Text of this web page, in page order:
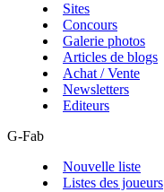
Sites
Concours
Galerie photos
Articles de blogs
Achat / Vente
Newsletters
Editeurs
G-Fab
Nouvelle liste
Listes des joueurs